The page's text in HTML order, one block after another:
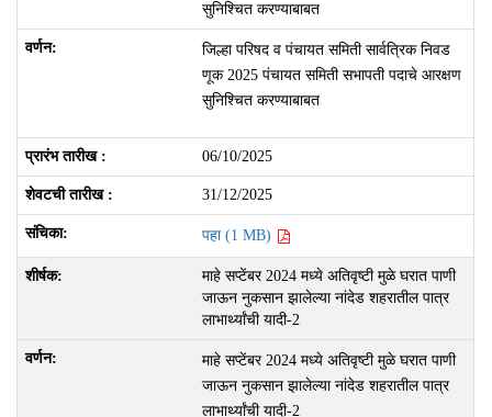
सुनिश्चित करण्याबाबत
जिल्हा परिषद व पंचायत समिती सार्वत्रिक निवड
णूक 2025 पंचायत समिती सभापती पदाचे आरक्षण
सुनिश्चित करण्याबाबत
06/10/2025
31/12/2025
पहा (1 MB)
माहे सप्टेंबर 2024 मध्ये अतिवृष्टी मुळे घरात पाणी
जाऊन नुकसान झालेल्या नांदेड शहरातील पात्र
लाभार्थ्यांची यादी-2
माहे सप्टेंबर 2024 मध्ये अतिवृष्टी मुळे घरात पाणी
जाऊन नुकसान झालेल्या नांदेड शहरातील पात्र
लाभार्थ्यांची यादी-2